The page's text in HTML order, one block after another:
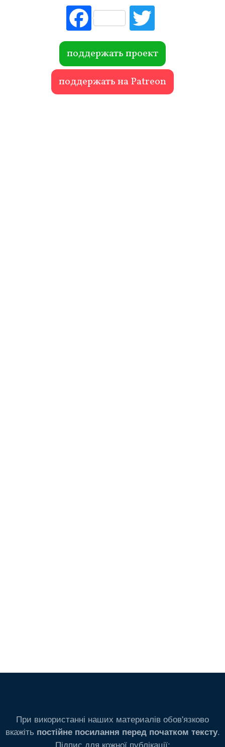
Fac
ebo
ok r
поддержать проект
поддержать на Patreon
При використанні наших материалів обов'язково
вкажіть постійне посилання перед початком тексту.
Підпис для кожної публікації: